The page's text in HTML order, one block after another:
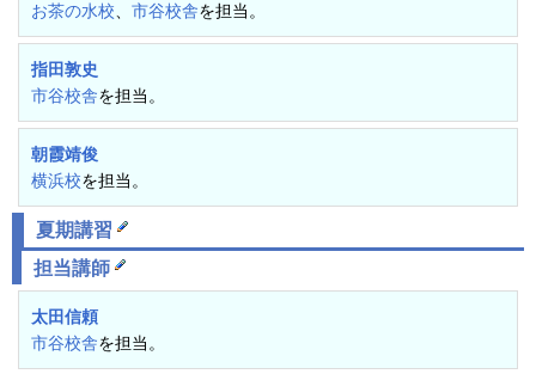
お茶の水校
市谷校舎を担当。
指田敦史
市谷校舎を担当。
朝霞靖俊
横浜校を担当。
夏期講習
担当講師
太田信頼
市谷校舎を担当。